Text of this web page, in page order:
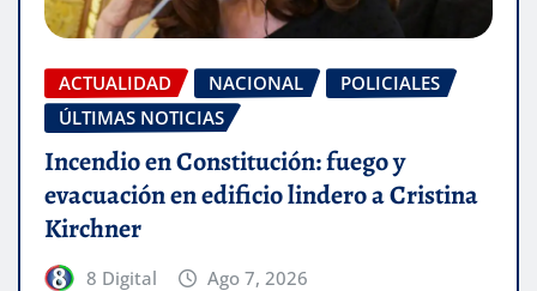
ACTUALIDAD NACIONAL
POLICIALES
ÚLTIMAS NOTICIAS
Incendio en Constitución: fuego y
evacuación en edificio lindero a Cristina
Kirchner
8 Digital Ago 7, 2026